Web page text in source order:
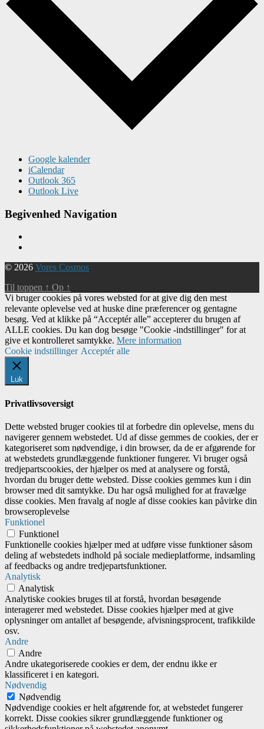
Google kalender
iCalendar
Outlook 365
Outlook Live
Begivenhed Navigation
© 2026 Vores Cosmos
Til toppen ↑ Op ↑
Vi bruger cookies på vores websted for at give dig den mest
relevante oplevelse ved at huske dine præferencer og gentagne
besøg. Ved at klikke på “Acceptér alle” accepterer du brugen af ​​
ALLE cookies. Du kan dog besøge "Cookie -indstillinger" for at
give et kontrolleret samtykke. Mere information
Cookie indstillinger Acceptér alle
Luk
Privatlivsoversigt
Dette websted bruger cookies til at forbedre din oplevelse, mens du
navigerer gennem webstedet. Ud af disse gemmes de cookies, der er
kategoriseret som nødvendige, i din browser, da de er afgørende for
at webstedets grundlæggende funktioner fungerer. Vi bruger også
tredjepartscookies, der hjælper os med at analysere og forstå,
hvordan du bruger dette websted. Disse cookies gemmes kun i din
browser med dit samtykke. Du har også mulighed for at fravælge
disse cookies. Men fravalg af nogle af disse cookies kan påvirke din
browseroplevelse
Funktionel
Funktionel
Funktionelle cookies hjælper med at udføre visse funktioner såsom
deling af webstedets indhold på sociale medieplatforme, indsamling
af feedbacks og andre tredjepartsfunktioner.
Analytisk
Analytisk
Analytiske cookies bruges til at forstå, hvordan besøgende
interagerer med webstedet. Disse cookies hjælper med at give
oplysninger om antallet af besøgende, afvisningsprocent, trafikkilde
osv.
Andre
Andre
Andre ukategoriserede cookies er dem, der endnu ikke er
klassificeret i en kategori.
Nødvendig
Nødvendig
Nødvendige cookies er helt afgørende for, at webstedet fungerer
korrekt. Disse cookies sikrer grundlæggende funktioner og